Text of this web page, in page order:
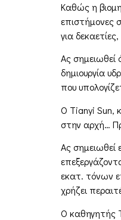
Καθώς η
επιστήμονες
για
Ας σημειωθεί
δημιουργία
που
Ο Tianyi Sun,
στην αρχή…
Ας σημειωθεί
εκατ. τόνων
χρήζει
Ο καθηγητής